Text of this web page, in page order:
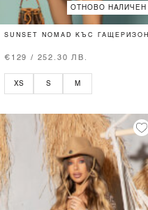
ОТНОВО НАЛИЧЕН
SUNSET NOMAD КЪС ГАЩЕРИЗОН
€129 / 252.30 ЛВ.
XS S M